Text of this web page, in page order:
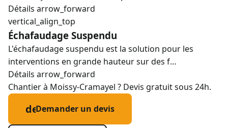
Détails arrow_forward
vertical_align_top
Échafaudage Suspendu
L'échafaudage suspendu est la solution pour les
interventions en grande hauteur sur des f…
Détails arrow_forward
Chantier à Moissy-Cramayel ? Devis gratuit sous 24h.
description
Demander un devis